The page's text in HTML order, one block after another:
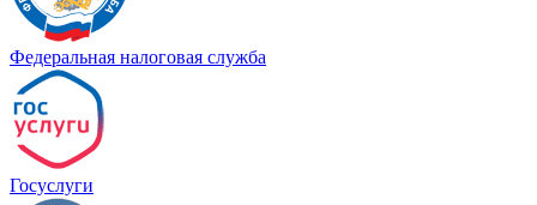
Федеральная налоговая служба
Госуслуги